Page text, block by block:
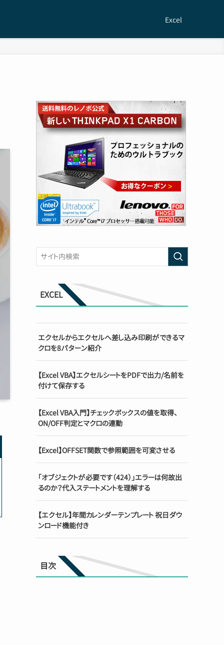
Excel
EXCEL
エクセルからエクセルへ差し込み印刷ができるマ
クロを8パターン紹介
【Excel VBA】エクセルシートをPDFで出力/名前を
付けて保存する
【Excel VBA入門】チェックボックスの値を取得、
ON/OFF判定とマクロの連動
【Excel】OFFSET関数で参照範囲を可変させる
「オブジェクトが必要です（424）」エラーは何故出
るのか？代入ステートメントを理解する
【エクセル】年間カレンダーテンプレート 祝日ダウ
ンロード機能付き
目次